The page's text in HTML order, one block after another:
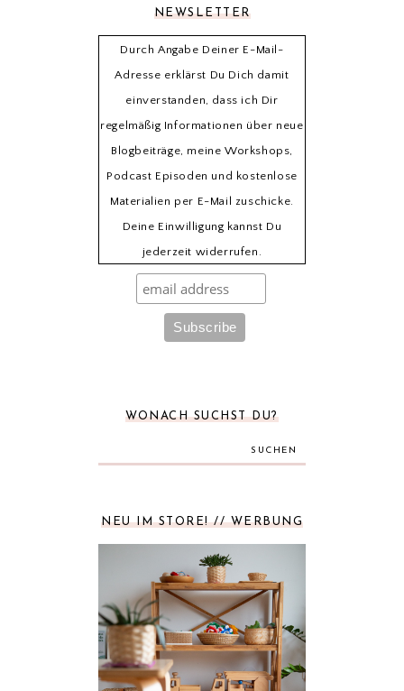
NEWSLETTER
Durch Angabe Deiner E-Mail-
Adresse erklärst Du Dich damit
einverstanden, dass ich Dir
regelmäßig Informationen über neue
Blogbeiträge, meine Workshops,
Podcast Episoden und kostenlose
Materialien per E-Mail zuschicke.
Deine Einwilligung kannst Du
jederzeit widerrufen.
WONACH SUCHST DU?
SUCHEN
NEU IM STORE! // WERBUNG